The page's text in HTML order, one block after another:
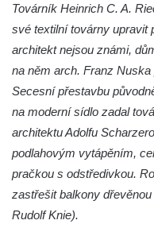
Budova čp. 1066/3
v Rumburku
Dům čp. 100/5 na
Rumburku
Dům čp. 105/10 na
Rumburku
Dům čp. 101/6 na
Rumburku
Továrník Heinrich C. A.
své textilní továrny upravit
architekt nejsou známi,
na něm arch. Franz
Secesní přestavbu
na moderní sídlo zadal
architektu Adolfu
podlahovým vytápěním,
pračkou s odstředivkou.
zastřešit balkony
Rudolf Knie).